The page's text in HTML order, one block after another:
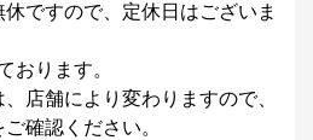
ですので、定休日はございま
おります。
店舗により変わりますので、
確認ください。